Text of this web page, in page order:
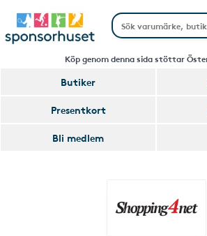
Köp genom denna sida stöttar
Butiker
Presentkort
Bli medlem